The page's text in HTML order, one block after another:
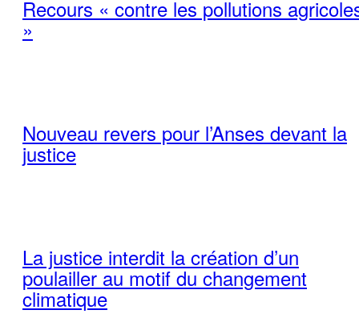
Recours « contre les pollutions
»
Nouveau revers pour l’Anses devant la
justice
La justice interdit la création d’un
poulailler au motif du changement
climatique